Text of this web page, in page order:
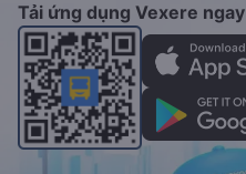
Tải ứng dụng Vexere ngay